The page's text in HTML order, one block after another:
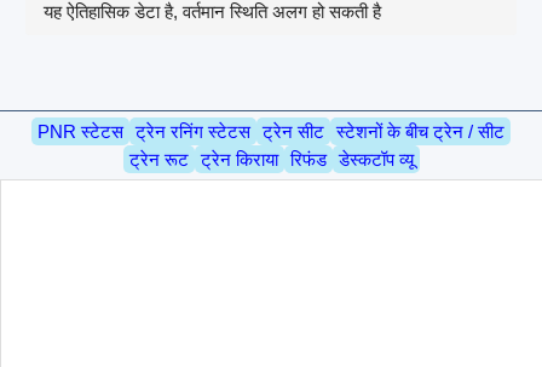
यह ऐतिहासिक डेटा है, वर्तमान स्थिति अलग हो सकती है
PNR स्टेटस ट्रेन रनिंग स्टेटस ट्रेन सीट स्टेशनों के बीच ट्रेन / सीट
ट्रेन रूट ट्रेन किराया रिफंड डेस्कटॉप व्यू